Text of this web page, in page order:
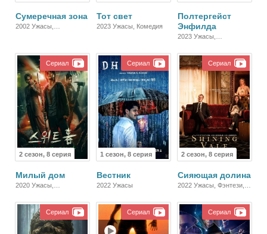
Сумеречная зона
2002 Ужасы,
Тот свет
2023 Ужасы, Комедия
Полтергейст
Энфилда
2023 Ужасы,
2 сезон, 8 серия
Сериал
Милый дом
2020 Ужасы,
1 сезон, 8 серия
Сериал
Вестник
2022 Ужасы
2 сезон, 8 серия
Сериал
Сияющая долина
2022 Ужасы, Фэнтези,
Сериал Сериал Сериал